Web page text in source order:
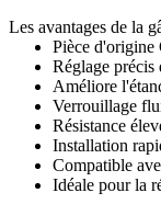
Les avantages de la
Pièce
Réglage précis
Améliore
Verrouillage
Résistance
Installation
Compatible
Idéale pour la